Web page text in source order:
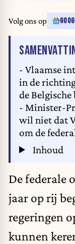
Volg ons op
- Vlaamse
in de
de
- Minister-
wil niet dat
om de
Inhoud
De federale
jaar op rij
regeringen
kunnen